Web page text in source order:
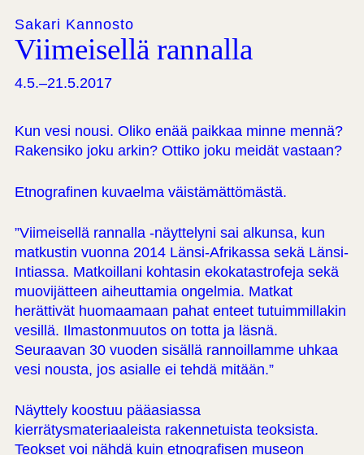
Sakari Kannosto
Viimeisellä rannalla
4.5.–21.5.2017
Kun vesi nousi. Oliko enää paikkaa minne mennä?
Rakensiko joku arkin? Ottiko joku meidät vastaan?
Etnografinen kuvaelma väistämättömästä.
”Viimeisellä rannalla -näyttelyni sai alkunsa, kun
matkustin vuonna 2014 Länsi-Afrikassa sekä Länsi-
Intiassa. Matkoillani kohtasin ekokatastrofeja sekä
muovijätteen aiheuttamia ongelmia. Matkat
herättivät huomaamaan pahat enteet tutuimmillakin
vesillä. Ilmastonmuutos on totta ja läsnä.
Seuraavan 30 vuoden sisällä rannoillamme uhkaa
vesi nousta, jos asialle ei tehdä mitään.”
Näyttely koostuu pääasiassa
kierrätysmateriaaleista rakennetuista teoksista.
Teokset voi nähdä kuin etnografisen museon